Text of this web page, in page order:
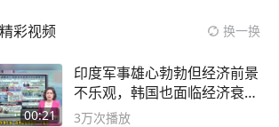
精彩视频 换一换
00:21
印度军事雄心勃勃但经济前景
不乐观，韩国也面临经济衰退
风险
3万次播放